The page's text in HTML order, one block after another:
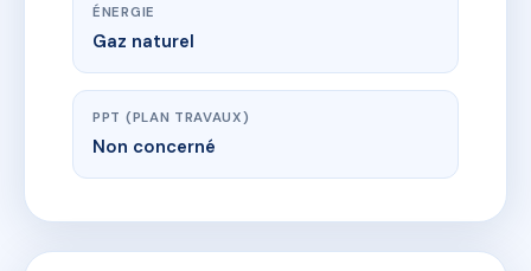
ÉNERGIE
Gaz naturel
PPT (PLAN TRAVAUX)
Non concerné